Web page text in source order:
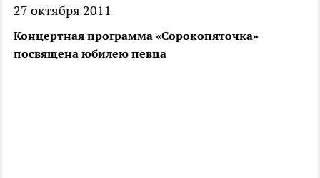
27 октября 2011
Концертная программа «Сорокопяточка»
посвящена юбилею певца